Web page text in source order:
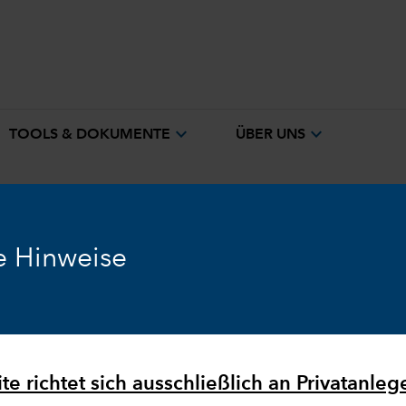
Hinweise
richtet sich ausschließlich an
TOOLS & DOKUMENTE expand_more ÜBER UNS expand_more